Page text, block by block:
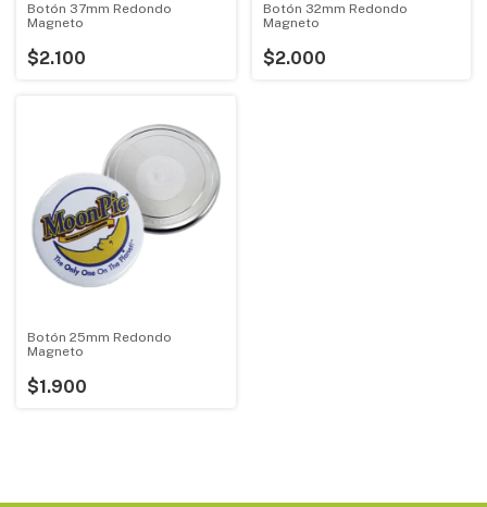
Botón 37mm Redondo
Magneto
$2.100
Botón 32mm Redondo
Magneto
$2.000
Botón 25mm Redondo
Magneto
$1.900